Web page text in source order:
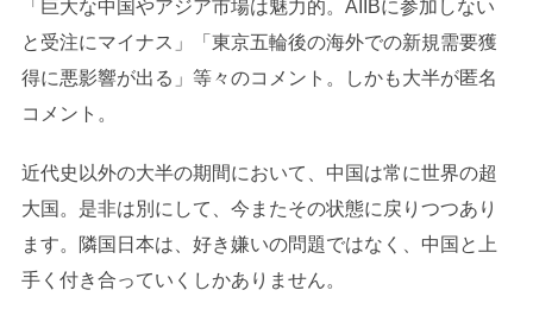
「巨大な中国やアジア市場は魅力的。AIIBに参加しない
と受注にマイナス」「東京五輪後の海外での新規需要獲
得に悪影響が出る」等々のコメント。しかも大半が匿名
コメント。
近代史以外の大半の期間において、中国は常に世界の超
大国。是非は別にして、今またその状態に戻りつつあり
ます。隣国日本は、好き嫌いの問題ではなく、中国と上
手く付き合っていくしかありません。